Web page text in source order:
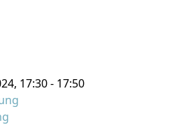
17:30 - 17:50